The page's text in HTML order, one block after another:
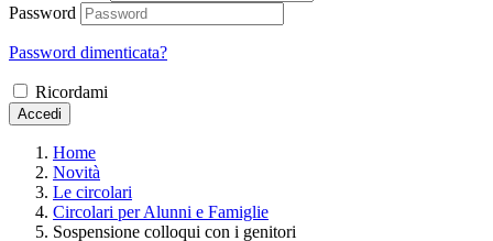
Password
Password dimenticata?
Ricordami
Accedi
Home
Novità
Le circolari
Circolari per Alunni e Famiglie
Sospensione colloqui con i genitori